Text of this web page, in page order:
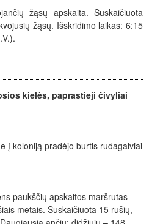
žąsų apskaita. Suskaičiuota
žąsų. Išskridimo laikas: 6:15
kielės, paprastieji čivyliai
į koloniją pradėjo burtis rudagalviai
paukščių apskaitos maršrutas
metais. Suskaičiuota 15 rūšių,